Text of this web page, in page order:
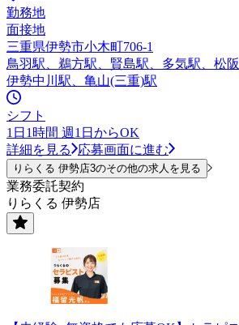
勤務地
面接地
三重県伊勢市小木町706-1
鳥羽駅、鵜方駅、賢島駅、多気駅、松
伊勢中川駅、亀山(三重)駅
シフト
1日1時間 週1日からOK
詳細を見る
応募画面に進む
りらくる 伊勢店3のその他の求人を見る
業務委託契約
りらくる 伊勢店